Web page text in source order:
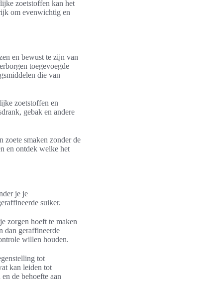
zoetstoffen kan het
om evenwichtig en
en bewust te zijn van
toegevoegde
die van
zoetstoffen en
gebak en andere
zoete smaken zonder de
en ontdek welke het
je je
suiker.
zorgen hoeft te maken
dan geraffineerde
willen houden.
tot
kan leiden tot
de behoefte aan